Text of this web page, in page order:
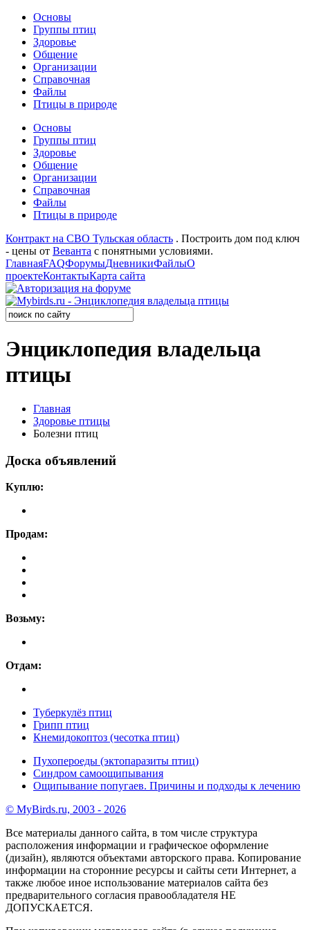
Основы
Группы птиц
Здоровье
Общение
Организации
Справочная
Файлы
Птицы в природе
Основы
Группы птиц
Здоровье
Общение
Организации
Справочная
Файлы
Птицы в природе
Контракт на СВО Тульская область . Построить дом под ключ
- цены от Веванта с понятными условиями.
ГлавнаяFAQФорумыДневникиФайлыО
проектеКонтактыКарта сайта
Энциклопедия владельца
птицы
Главная
Здоровье птицы
Болезни птиц
Доска объявлений
Куплю:
Продам:
Возьму:
Отдам:
Туберкулёз птиц
Грипп птиц
Кнемидокоптоз (чесотка птиц)
Пухопероеды (эктопаразиты птиц)
Синдром самоощипывания
Ощипывание попугаев. Причины и подходы к лечению
© MyBirds.ru, 2003 - 2026
Все материалы данного сайта, в том числе структура
расположения информации и графическое оформление
(дизайн), являются объектами авторского права. Копирование
информации на сторонние ресурсы и сайты сети Интернет, а
также любое иное использование материалов сайта без
предварительного согласия правообладателя НЕ
ДОПУСКАЕТСЯ.